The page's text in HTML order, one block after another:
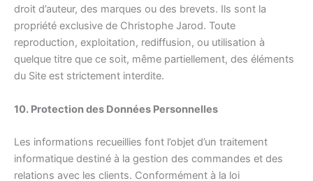
droit d’auteur, des marques ou des brevets. Ils sont la
propriété exclusive de Christophe Jarod. Toute
reproduction, exploitation, rediffusion, ou utilisation à
quelque titre que ce soit, même partiellement, des éléments
du Site est strictement interdite.
10. Protection des Données Personnelles
Les informations recueillies font l’objet d’un traitement
informatique destiné à la gestion des commandes et des
relations avec les clients. Conformément à la loi